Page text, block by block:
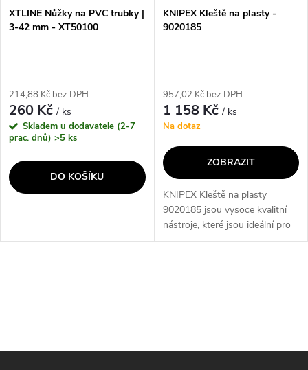
XTLINE Nůžky na PVC trubky |
3-42 mm - XT50100
214,88 Kč bez DPH
260 Kč/ ks
Skladem u dodavatele (2-7
prac. dnů) >5 ks
DO KOŠÍKU
KNIPEX Kleště na plasty -
9020185
957,02 Kč bez DPH
1 158 Kč/ ks
Na dotaz
ZOBRAZIT
KNIPEX Kleště na plasty
9020185 jsou vysoce kvalitní
nástroje, které jsou ideální pro
práci s plasty. Díky svému